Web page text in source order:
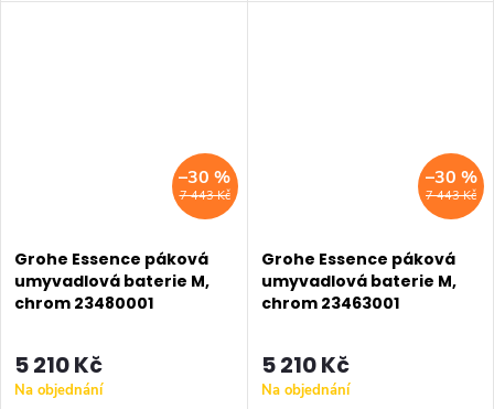
7 443 Kč
–30 %
Grohe Essence páková
umyvadlová baterie M,
chrom 23480001
5 210 Kč
Na objednání
7 443 Kč
–30 %
Grohe Essence páková
umyvadlová baterie M,
chrom 23463001
5 210 Kč
Na objednání